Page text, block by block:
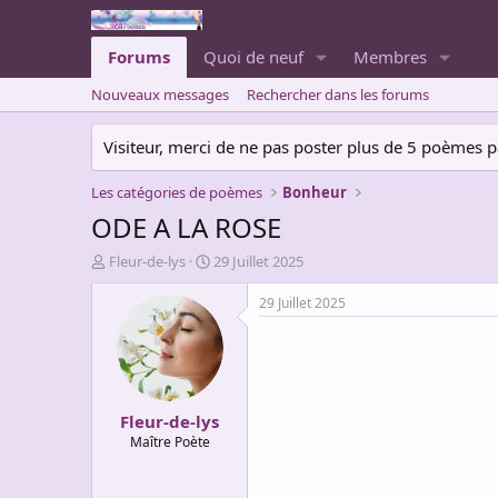
Forums Quoi de neuf Membres
Nouveaux messages Rechercher dans les forums
Visiteur, merci de ne pas poster plus de 5 poèmes
Les catégories de poèmes Bonheur
ODE A LA ROSE
A
u
Fleur-de-lys
D
a
e
d
e
d
b
29 Juillet 2025
Fleur-de-lys
Maître Poète
29 Juillet 2025